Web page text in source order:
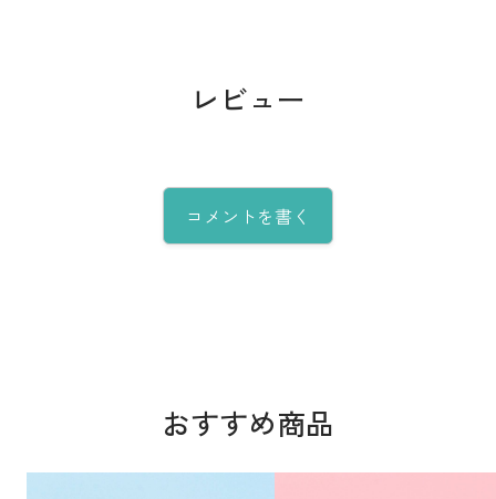
レビュー
コメントを書く
おすすめ商品